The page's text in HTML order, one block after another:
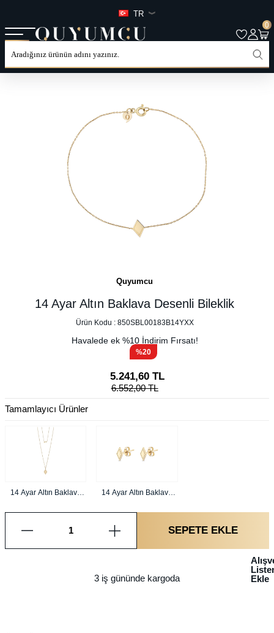
TR
0
ANASAYFATÜM ÜRÜNLERKATEGORILER
Quyumcu
14 Ayar Altın Baklava Desenli Bileklik
Ürün Kodu : 850SBL00183B14YXX
Havalede ek %10İndirim Fırsatı!
%20
5.241,60TL
6.552,00TL
Tamamlayıcı Ürünler
14 Ayar Altın Baklava
14 Ayar Altın Baklava
SEPETE EKLE
3 iş gününde kargoda
Ekle